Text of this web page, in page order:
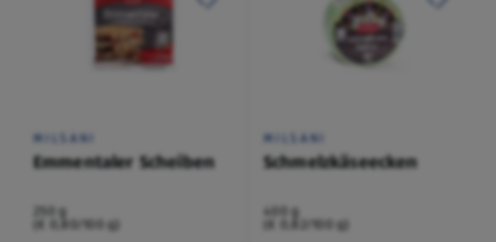
MILSANI
Emmentaler Scheiben
250 g
(€ 0,80/100 g)
MILSANI
Schmelzkäseecken
400 g
(€ 0,82/100 g)